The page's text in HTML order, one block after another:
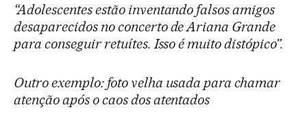
“Adolescentes estão inventando falsos amigos
desaparecidos no concerto de Ariana Grande
para conseguir retuítes. Isso é muito distópico”.
Outro exemplo: foto velha usada para chamar
atenção após o caos dos atentados